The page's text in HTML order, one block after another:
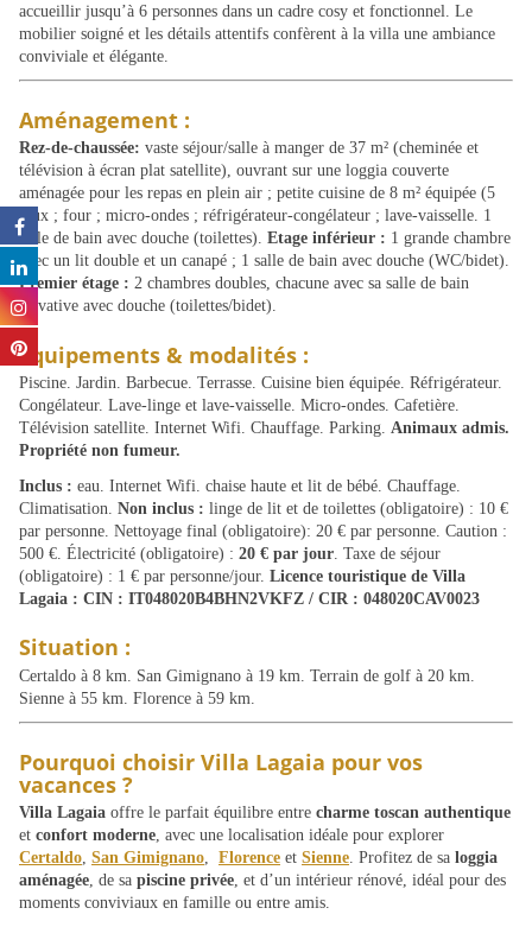
accueillir jusqu’à 6 personnes dans un cadre cosy et fonctionnel. Le
mobilier soigné et les détails attentifs confèrent à la villa une ambiance
conviviale et élégante.
Aménagement :
Rez-de-chaussée: vaste séjour/salle à manger de 37 m² (cheminée et
télévision à écran plat satellite), ouvrant sur une loggia couverte
aménagée pour les repas en plein air ; petite cuisine de 8 m² équipée (5
feux ; four ; micro-ondes ; réfrigérateur-congélateur ; lave-vaisselle. 1
salle de bain avec douche (toilettes). Etage inférieur : 1 grande chambre
avec un lit double et un canapé ; 1 salle de bain avec douche (WC/bidet).
Premier étage : 2 chambres doubles, chacune avec sa salle de bain
privative avec douche (toilettes/bidet).
Équipements & modalités :
Piscine. Jardin. Barbecue. Terrasse. Cuisine bien équipée. Réfrigérateur.
Congélateur. Lave-linge et lave-vaisselle. Micro-ondes. Cafetière.
Télévision satellite. Internet Wifi. Chauffage. Parking. Animaux admis.
Propriété non fumeur.
Inclus : eau. Internet Wifi. chaise haute et lit de bébé. Chauffage.
Climatisation. Non inclus : linge de lit et de toilettes (obligatoire) : 10 €
par personne. Nettoyage final (obligatoire): 20 € par personne. Caution :
500 €. Électricité (obligatoire) : 20 € par jour . Taxe de séjour
(obligatoire) : 1 € par personne/jour. Licence touristique de Villa
Lagaia : CIN : IT048020B4BHN2VKFZ / CIR : 048020CAV0023
Situation :
Certaldo à 8 km. San Gimignano à 19 km. Terrain de golf à 20 km.
Sienne à 55 km. Florence à 59 km.
Pourquoi choisir Villa Lagaia pour vos
vacances ?
Villa Lagaia offre le parfait équilibre entre charme toscan authentique
et confort moderne, avec une localisation idéale pour explorer
Certaldo, San Gimignano, Florence et Sienne. Profitez de sa loggia
aménagée, de sa piscine privée, et d’un intérieur rénové, idéal pour des
moments conviviaux en famille ou entre amis.